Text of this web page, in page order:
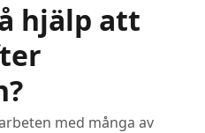
hjälp att
med många av